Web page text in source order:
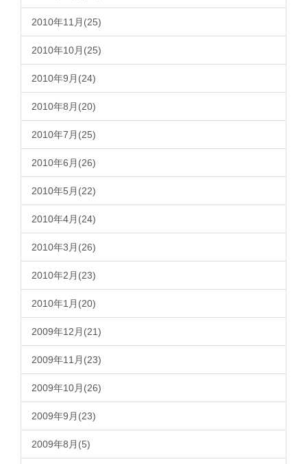
2010年11月(25)
2010年10月(25)
2010年9月(24)
2010年8月(20)
2010年7月(25)
2010年6月(26)
2010年5月(22)
2010年4月(24)
2010年3月(26)
2010年2月(23)
2010年1月(20)
2009年12月(21)
2009年11月(23)
2009年10月(26)
2009年9月(23)
2009年8月(5)